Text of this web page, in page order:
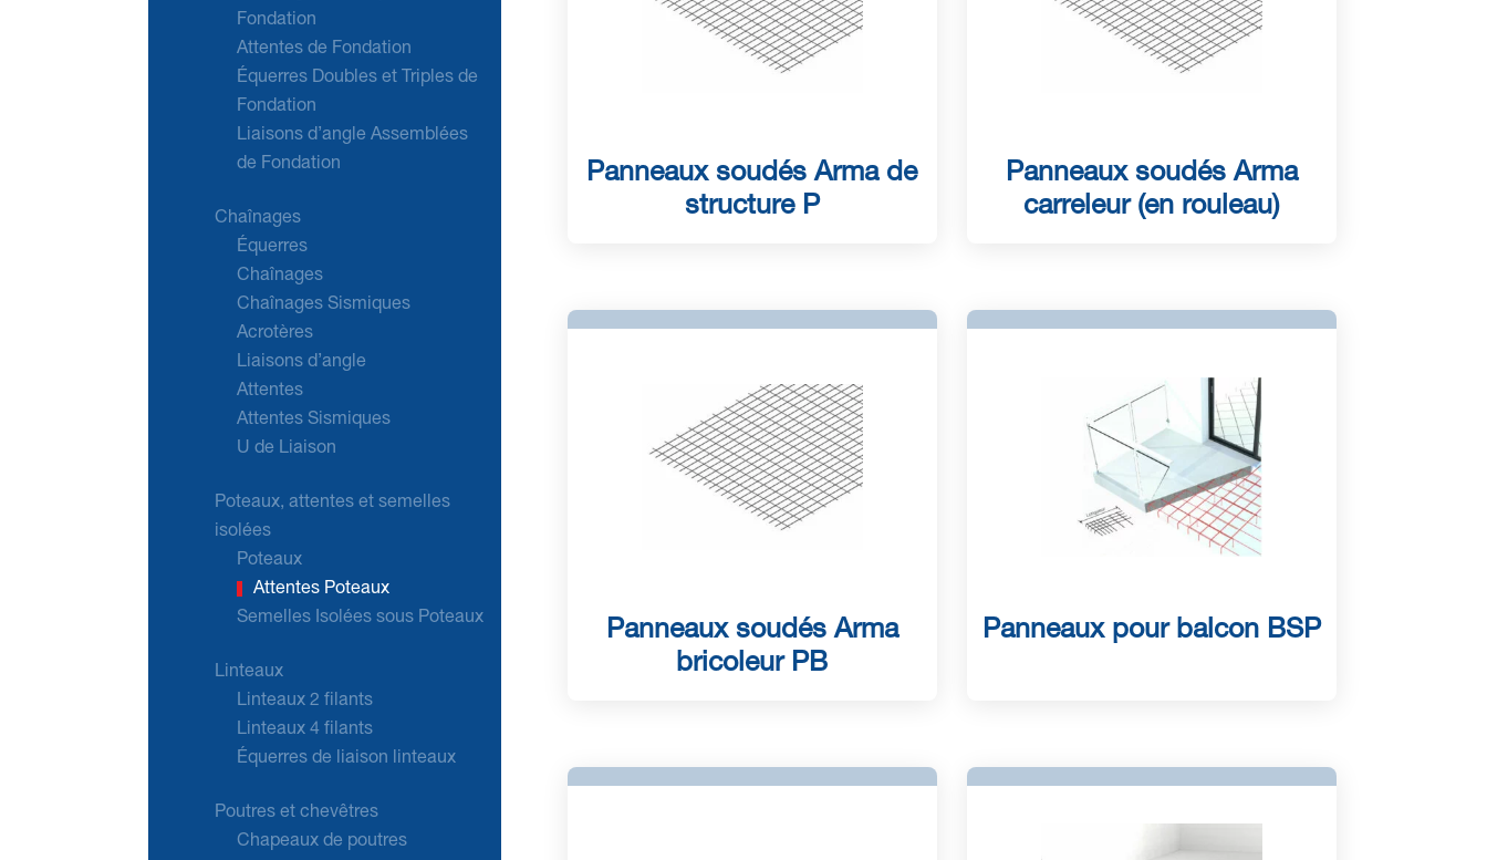
Fondation
Attentes de Fondation
Équerres Doubles et Triples de
Fondation
Liaisons d’angle Assemblées
de Fondation
Chaînages
Équerres
Chaînages
Chaînages Sismiques
Acrotères
Liaisons d’angle
Attentes
Attentes Sismiques
U de Liaison
Poteaux, attentes et semelles
isolées
Poteaux
Attentes Poteaux
Semelles Isolées sous Poteaux
Linteaux
Linteaux 2 filants
Linteaux 4 filants
Équerres de liaison linteaux
Poutres et chevêtres
Chapeaux de poutres
Panneaux soudés Arma de
structure P
Panneaux soudés Arma
carreleur (en rouleau)
Panneaux soudés Arma
bricoleur PB
Panneaux pour balcon BSP